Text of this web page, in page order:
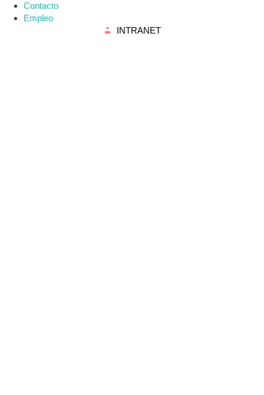
Contacto
Empleo
INTRANET